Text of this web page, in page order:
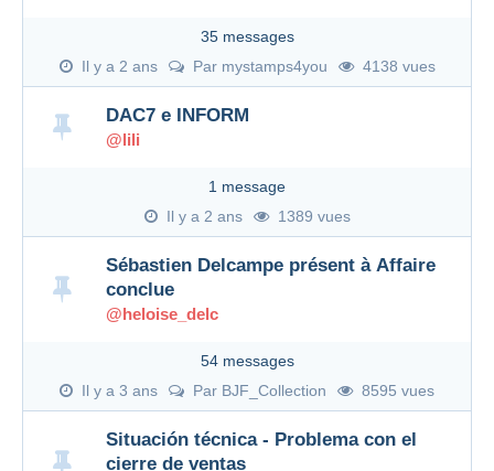
35 messages
Il y a 2 ans
Par mystamps4you 4138 vues
DAC7 e INFORM
@lili
1 message
Il y a 2 ans
1389 vues
Sébastien Delcampe présent à Affaire
conclue
@heloise_delc
54 messages
Il y a 3 ans
Par BJF_Collection 8595 vues
Situación técnica - Problema con el
cierre de ventas